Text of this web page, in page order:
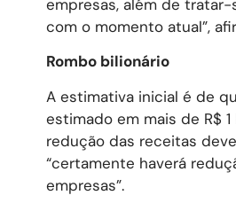
empresas, além de
com o momento atual”,
Rombo bilionário
A estimativa inicial é de
estimado em mais de R$
redução das receitas
“certamente haverá
empresas”.